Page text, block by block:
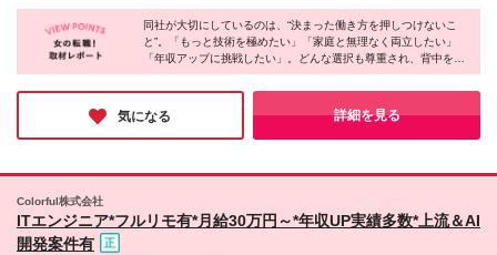
に給与へ反映される環境がいい」 ◎「AI・DX・クラ
ウドなど、成長領域に挑戦して市場価値を上げたい」
◎「長く働ける会社で、自分のペースでキャリアを積
円以上+賞与年2回(昨年度実績3.5ヶ月分)+各種手当 ＜
エンジニアにしっかり還元！＞ 当社ではクライアン
トとの契約金額や諸経費を見える化。 顧客から評価
します。 「前職では見えなかった評価基準が明確に
なった」「頑張りが数字で見える」と 納得感をもっ
て働けるシステムが好評です♪ ※経験・スキルを考慮
します
「引っ越したくない」「家族の近くで働きたい」とい
ったご希望をぜひ教えてください♪ ●東京圏：飯田橋
オフィス／東京・神奈川・千葉・埼玉のプロジェクト
●関西圏：大阪オフィス／大阪・兵庫・京都・滋賀・
奈良・和歌山のプロジェクト ●東海圏：名古屋オフィ
ス／愛知・岐阜・三重のプロジェクト ●九州圏：福岡
担がぐっと軽くなる上に、通勤時間が短くなることで
子どもの送迎や自分時間にゆとりが生まれるのも嬉し
同社が大切にしているのは、“決まった働き方を押しつけないこ
と”。「もっと技術を極めたい」「家庭と無理なく両立したい」
「年収アップに挑戦したい」。どんな選択も尊重され、背中を押
してくれるのが同社の特徴。実際にリモートで働くママエンジニ
アからも「ここまで自分の事情に寄り添ってくれる会社は初め
て」という声があがっています。働き方もキャリアも“自分らし
く”選べる環境で、あなたの理想もきっと形になります！
気になる 詳細を見る
Colorful株式会社
ITエンジニア*フルリモ有*月給30万円～*年収UP実績多数*上流＆AI
開発案件有